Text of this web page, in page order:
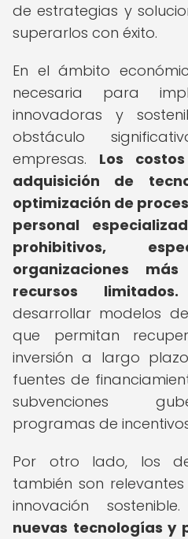
de estrategias y
superarlos con éxito.
En el ámbito
necesaria para
innovadoras y
obstáculo
empresas. Los
adquisición de
optimización de
personal
prohibitivos,
organizaciones
recursos limitados.
desarrollar modelos
que permitan
inversión a largo
fuentes de
subvenciones
programas de
Por otro lado, los
también son
innovación sostenible.
nuevas tecnologías y